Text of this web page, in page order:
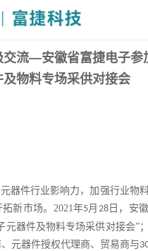
交流—安徽省富捷电子参
及物料专场采供对接会
器件行业影响力，加强行业物
新市场。 2021年5月 28日， 安
元器件及物料专场采供对接会”
元器件授权代理商、贸易商与